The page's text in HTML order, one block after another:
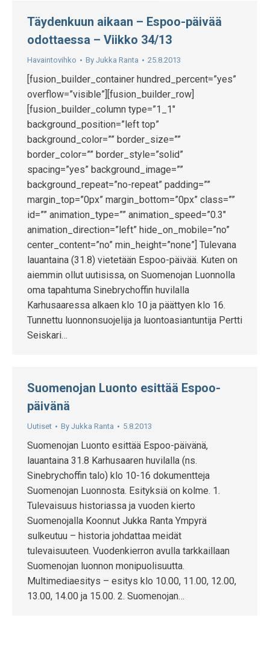
Täydenkuun aikaan – Espoo-päivää
odottaessa – Viikko 34/13
Havaintovihko By Jukka Ranta 25.8.2013
[fusion_builder_container hundred_percent=”yes”
overflow=”visible”][fusion_builder_row]
[fusion_builder_column type=”1_1″
background_position=”left top”
background_color=”” border_size=””
border_color=”” border_style=”solid”
spacing=”yes” background_image=””
background_repeat=”no-repeat” padding=””
margin_top=”0px” margin_bottom=”0px” class=””
id=”” animation_type=”” animation_speed=”0.3″
animation_direction=”left” hide_on_mobile=”no”
center_content=”no” min_height=”none”] Tulevana
lauantaina (31.8) vietetään Espoo-päivää. Kuten on
aiemmin ollut uutisissa, on Suomenojan Luonnolla
oma tapahtuma Sinebrychoffin huvilalla
Karhusaaressa alkaen klo 10 ja päättyen klo 16.
Tunnettu luonnonsuojelija ja luontoasiantuntija Pertti
Seiskari…
Suomenojan Luonto esittää Espoo-
päivänä
Uutiset By Jukka Ranta 5.8.2013
Suomenojan Luonto esittää Espoo-päivänä,
lauantaina 31.8 Karhusaaren huvilalla (ns.
Sinebrychoffin talo) klo 10-16 dokumentteja
Suomenojan Luonnosta. Esityksiä on kolme. 1.
Tulevaisuus historiassa ja vuoden kierto
Suomenojalla Koonnut Jukka Ranta Ympyrä
sulkeutuu – historia johdattaa meidät
tulevaisuuteen. Vuodenkierron avulla tarkkaillaan
Suomenojan luonnon monipuolisuutta.
Multimediaesitys – esitys klo 10.00, 11.00, 12.00,
13.00, 14.00 ja 15.00. 2. Suomenojan…